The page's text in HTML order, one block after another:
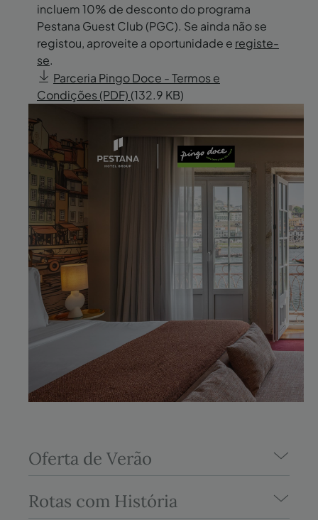
incluem 10% de desconto do programa
Pestana Guest Club (PGC). Se ainda não se
registou, aproveite a oportunidade e registe-
se.
Parceria Pingo Doce - Termos e
Condições (PDF) (132.9 KB)
Oferta de Verão
Rotas com História